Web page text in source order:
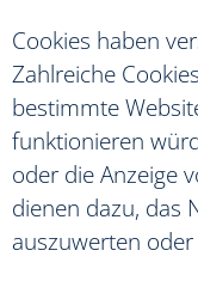
Cookies haben
Zahlreiche
bestimmte
funktionieren
oder die Anzeige
dienen dazu, das
auszuwerten